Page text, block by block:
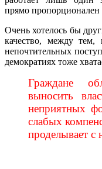
прямо пропорционален
Очень хотелось бы
качество, между тем,
непочтительных
демократиях тоже
Граждане
выносить
неприятных
слабых
проделывает с